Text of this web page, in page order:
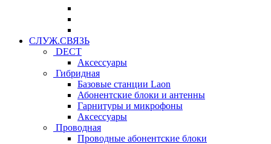
СЛУЖ.СВЯЗЬ
DECT
Аксессуары
Гибридная
Базовые станции Laon
Абонентские блоки и антенны
Гарнитуры и микрофоны
Аксессуары
Проводная
Проводные абонентские блоки